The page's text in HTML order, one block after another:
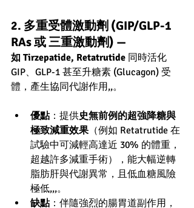
2. 多重受體激動劑 (GIP/GLP-1
RAs 或 三重激動劑) —
如 Tirzepatide, Retatrutide 同時活化
GIP、GLP-1 甚至升糖素 (Glucagon) 受
體，產生協同代謝作用,,。
優點：提供史無前例的超強降糖與
極致減重效果（例如 Retatrutide 在
試驗中可減輕高達近 30% 的體重，
超越許多減重手術），能大幅逆轉
脂肪肝與代謝異常，且低血糖風險
極低,,,。
缺點：伴隨強烈的腸胃道副作用，